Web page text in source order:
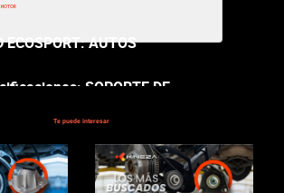
ECOSPORT: AUTOS
SOPORTE DE
2018-2020 CAJA
GENERACION DRAGON
Te puede interesar